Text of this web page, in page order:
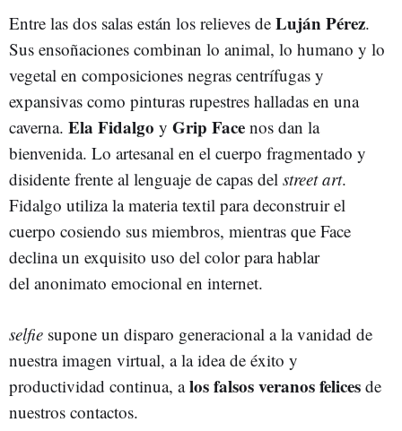
Entre las dos salas están los relieves de Luján Pérez.
Sus ensoñaciones combinan lo animal, lo humano y lo
vegetal en composiciones negras centrífugas y
expansivas como pinturas rupestres halladas en una
caverna. Ela Fidalgo y Grip Face nos dan la
bienvenida. Lo artesanal en el cuerpo fragmentado y
disidente frente al lenguaje de capas del street art.
Fidalgo utiliza la materia textil para deconstruir el
cuerpo cosiendo sus miembros, mientras que Face
declina un exquisito uso del color para hablar
del anonimato emocional en internet.
selfie supone un disparo generacional a la vanidad de
nuestra imagen virtual, a la idea de éxito y
productividad continua, alos falsos veranos felices de
nuestros contactos.